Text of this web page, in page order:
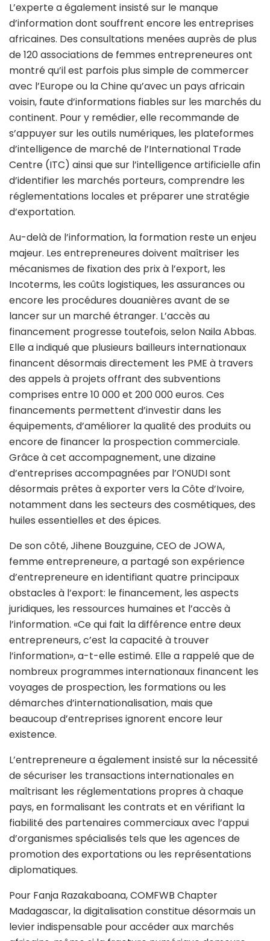
L’experte a également insisté sur le manque
d’information dont souffrent encore les entreprises
africaines. Des consultations menées auprès de plus
de 120 associations de femmes entrepreneures ont
montré qu’il est parfois plus simple de commercer
avec l’Europe ou la Chine qu’avec un pays africain
voisin, faute d’informations fiables sur les marchés du
continent. Pour y remédier, elle recommande de
s’appuyer sur les outils numériques, les plateformes
d’intelligence de marché de l’International Trade
Centre (ITC) ainsi que sur l’intelligence artificielle afin
d’identifier les marchés porteurs, comprendre les
réglementations locales et préparer une stratégie
d’exportation.
Au-delà de l’information, la formation reste un enjeu
majeur. Les entrepreneures doivent maîtriser les
mécanismes de fixation des prix à l’export, les
Incoterms, les coûts logistiques, les assurances ou
encore les procédures douanières avant de se
lancer sur un marché étranger. L’accès au
financement progresse toutefois, selon Naila Abbas.
Elle a indiqué que plusieurs bailleurs internationaux
financent désormais directement les PME à travers
des appels à projets offrant des subventions
comprises entre 10 000 et 200 000 euros. Ces
financements permettent d’investir dans les
équipements, d’améliorer la qualité des produits ou
encore de financer la prospection commerciale.
Grâce à cet accompagnement, une dizaine
d’entreprises accompagnées par l’ONUDI sont
désormais prêtes à exporter vers la Côte d’Ivoire,
notamment dans les secteurs des cosmétiques, des
huiles essentielles et des épices.
De son côté, Jihene Bouzguine, CEO de JOWA,
femme entrepreneure, a partagé son expérience
d’entrepreneure en identifiant quatre principaux
obstacles à l’export: le financement, les aspects
juridiques, les ressources humaines et l’accès à
l’information. «Ce qui fait la différence entre deux
entrepreneurs, c’est la capacité à trouver
l’information», a-t-elle estimé. Elle a rappelé que de
nombreux programmes internationaux financent les
voyages de prospection, les formations ou les
démarches d’internationalisation, mais que
beaucoup d’entreprises ignorent encore leur
existence.
L’entrepreneure a également insisté sur la nécessité
de sécuriser les transactions internationales en
maîtrisant les réglementations propres à chaque
pays, en formalisant les contrats et en vérifiant la
fiabilité des partenaires commerciaux avec l’appui
d’organismes spécialisés tels que les agences de
promotion des exportations ou les représentations
diplomatiques.
Pour Fanja Razakaboana, COMFWB Chapter
Madagascar, la digitalisation constitue désormais un
levier indispensable pour accéder aux marchés